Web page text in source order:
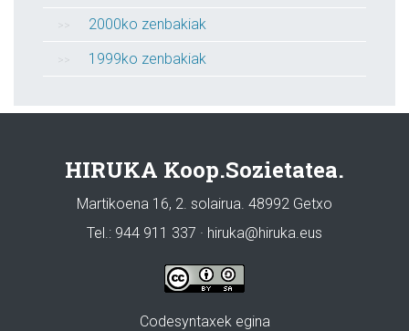
2000ko zenbakiak
1999ko zenbakiak
HIRUKA Koop.Sozietatea.
Martikoena 16, 2. solairua. 48992 Getxo
Tel.: 944 911 337 · hiruka@hiruka.eus
Codesyntaxek egina